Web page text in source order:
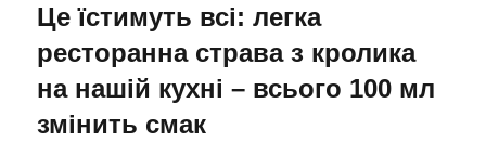
Це їстимуть всі: легка
ресторанна страва з кролика
на нашій кухні – всього 100 мл
змінить смак